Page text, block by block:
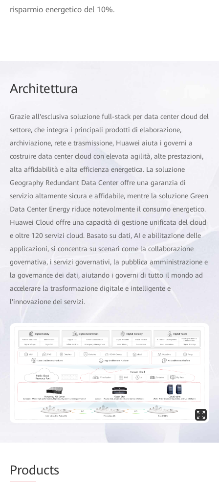
risparmio energetico del 10%.
Architettura
Grazie all'esclusiva soluzione full-stack per data center cloud del
settore, che integra i principali prodotti di elaborazione,
archiviazione, rete e trasmissione, Huawei aiuta i governi a
costruire data center cloud con elevata agilità, alte prestazioni,
alta affidabilità e alta efficienza energetica. La soluzione
Geography Redundant Data Center offre una garanzia di
servizio altamente sicura e affidabile, mentre la soluzione Green
Data Center Energy riduce notevolmente il consumo energetico.
Huawei Cloud offre una capacità di gestione unificata del cloud
e oltre 120 servizi cloud. Basato su dati, AI e abilitazione delle
applicazioni, si concentra su scenari come la collaborazione
governativa, i servizi governativi, la pubblica amministrazione e
la governance dei dati, aiutando i governi di tutto il mondo ad
accelerare la trasformazione digitale e intelligente e
l'innovazione dei servizi.
Products